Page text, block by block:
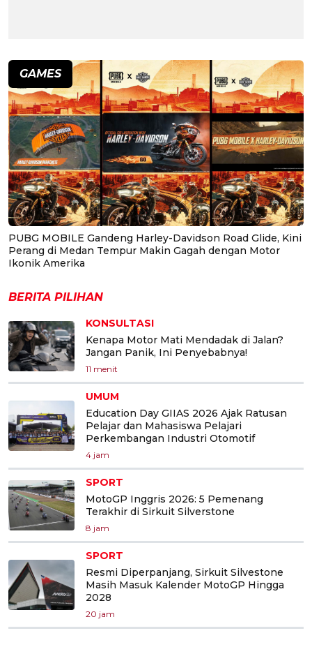
GAMES
PUBG MOBILE Gandeng Harley-Davidson Road Glide, Kini
Perang di Medan Tempur Makin Gagah dengan Motor
Ikonik Amerika
BERITA PILIHAN
KONSULTASI
Kenapa Motor Mati Mendadak di Jalan?
Jangan Panik, Ini Penyebabnya!
11 menit
UMUM
Education Day GIIAS 2026 Ajak Ratusan
Pelajar dan Mahasiswa Pelajari
Perkembangan Industri Otomotif
4 jam
SPORT
MotoGP Inggris 2026: 5 Pemenang
Terakhir di Sirkuit Silverstone
8 jam
SPORT
Resmi Diperpanjang, Sirkuit Silvestone
Masih Masuk Kalender MotoGP Hingga
2028
20 jam